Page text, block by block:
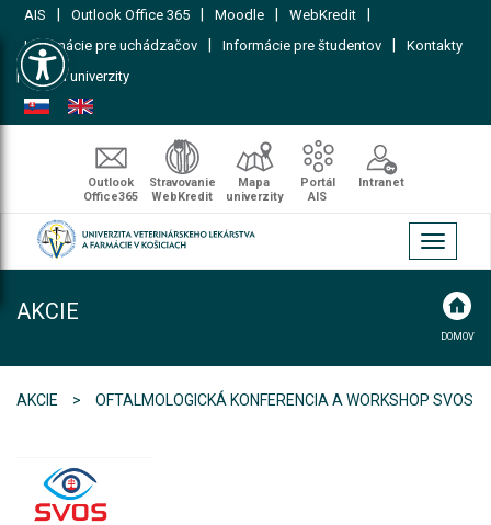
Open toolbar
AIS Outlook Office 365 Moodle WebKredit
Informácie pre uchádzačov Informácie pre študentov Kontakty
| Mapa univerzity
Outlook
Office365
Stravovanie
WebKredit
Mapa
univerzity
Portál
AIS
Intranet
Toggle
AKCIE
DOMOV
AKCIE OFTALMOLOGICKÁ KONFERENCIA A WORKSHOP SVOS